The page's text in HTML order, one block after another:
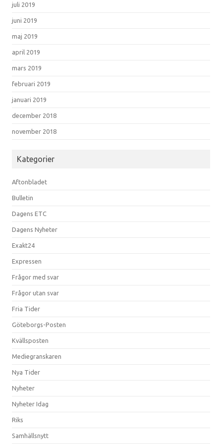
juli 2019
juni 2019
maj 2019
april 2019
mars 2019
februari 2019
januari 2019
december 2018
november 2018
Kategorier
Aftonbladet
Bulletin
Dagens ETC
Dagens Nyheter
Exakt24
Expressen
Frågor med svar
Frågor utan svar
Fria Tider
Göteborgs-Posten
Kvällsposten
Mediegranskaren
Nya Tider
Nyheter
Nyheter Idag
Riks
Samhällsnytt